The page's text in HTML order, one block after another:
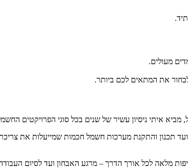
מעולים.
את המתאים לכם ביותר.
איתי ניסיון עשיר של שנים בכל סוגי הפרויקטים
ועד תכנון והתקנת מערכות חשמל חכמות שמייעלות את
מלאה לכל אורך הדרך – מרגע האבחון ועד לסיום